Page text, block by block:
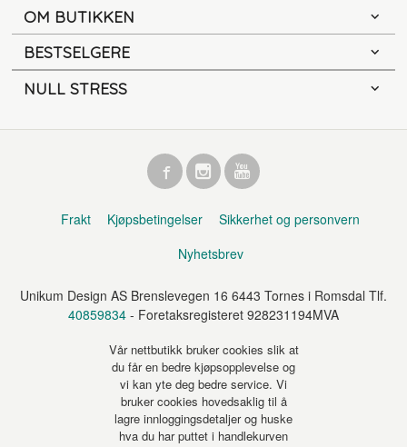
OM BUTIKKEN
BESTSELGERE
NULL STRESS
Frakt Kjøpsbetingelser
Sikkerhet og personvern
Nyhetsbrev
Unikum Design AS Brenslevegen 16 6443 Tornes i Romsdal Tlf.
40859834 - Foretaksregisteret 928231194MVA
Vår nettbutikk bruker cookies slik at
du får en bedre kjøpsopplevelse og
vi kan yte deg bedre service. Vi
bruker cookies hovedsaklig til å
lagre innloggingsdetaljer og huske
hva du har puttet i handlekurven